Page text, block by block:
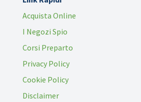
Acquista Online
I Negozi Spio
Corsi Preparto
Privacy Policy
Cookie Policy
Disclaimer